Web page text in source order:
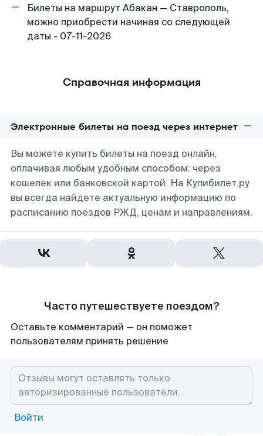
Билеты на маршрут Абакан — Ставрополь,
можно приобрести начиная со следующей
даты - 07-11-2026
Справочная информация
Электронные билеты на поезд через интернет
Вы можете купить билеты на поезд онлайн,
оплачивая любым удобным способом: через
кошелек или банковской картой. На Купибилет.ру
вы всегда найдете актуальную информацию по
расписанию поездов РЖД, ценам и направлениям.
Часто путешествуете поездом?
Оставьте комментарий — он поможет
пользователям принять решение
Войти